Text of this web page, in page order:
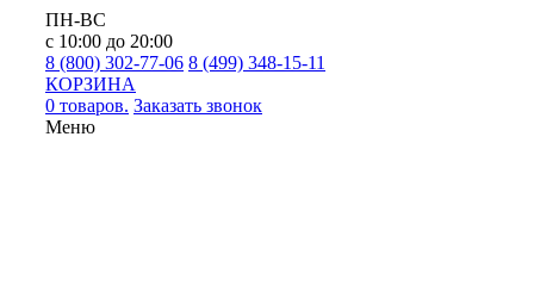
ПН-ВС
с 10:00 до 20:00
8 (800) 302-77-06 8 (499) 348-15-11
КОРЗИНА
0 товаров. Заказать звонок
Меню